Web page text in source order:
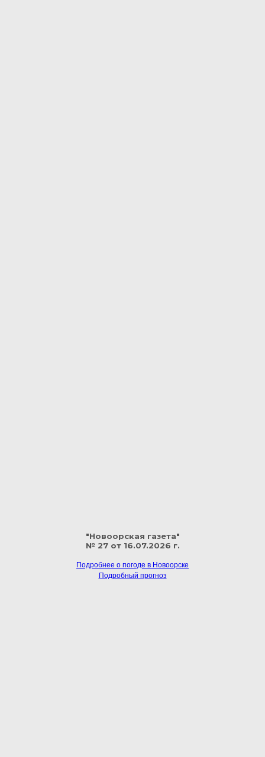
"Новоорская газета"
№ 27 от 16.07.2026 г.
Подробнее о погоде в Новоорске
Подробный прогноз